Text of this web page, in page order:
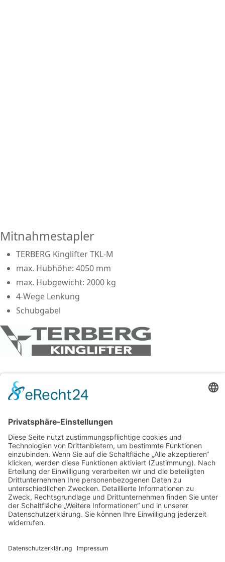
Mitnahmestapler
TERBERG Kinglifter TKL-M
max. Hubhöhe: 4050 mm
max. Hubgewicht: 2000 kg
4-Wege Lenkung
Schubgabel
Rangierfahrzeuge für Sattelauflieger
Terberg DT Low Entry – Komfort und
Effizienz für Logistik und Werksverkehr
Die Terberg DT Low Entry Zugmaschine wurde speziell für
den schnellen und sicheren Umschlag von Sattelaufliegern
in Logistikzentren und Industrieanlagen entwickelt. Mit
ihrem niedrigen Einstieg erleichtert sie das Ein- und
Arbeitsumgebung.